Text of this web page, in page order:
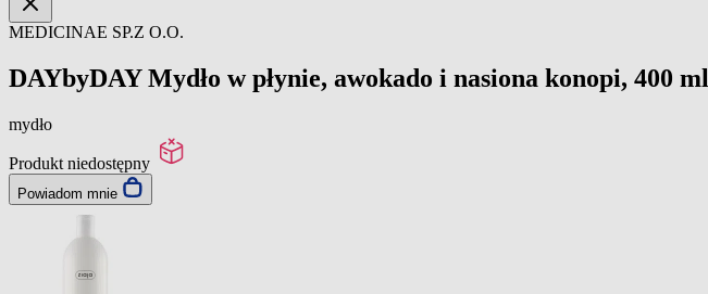
MEDICINAE SP.Z O.O.
DAYbyDAY Mydło w płynie, awokado i nasiona konopi, 400 ml
mydło
Produkt niedostępny
Powiadom mnie